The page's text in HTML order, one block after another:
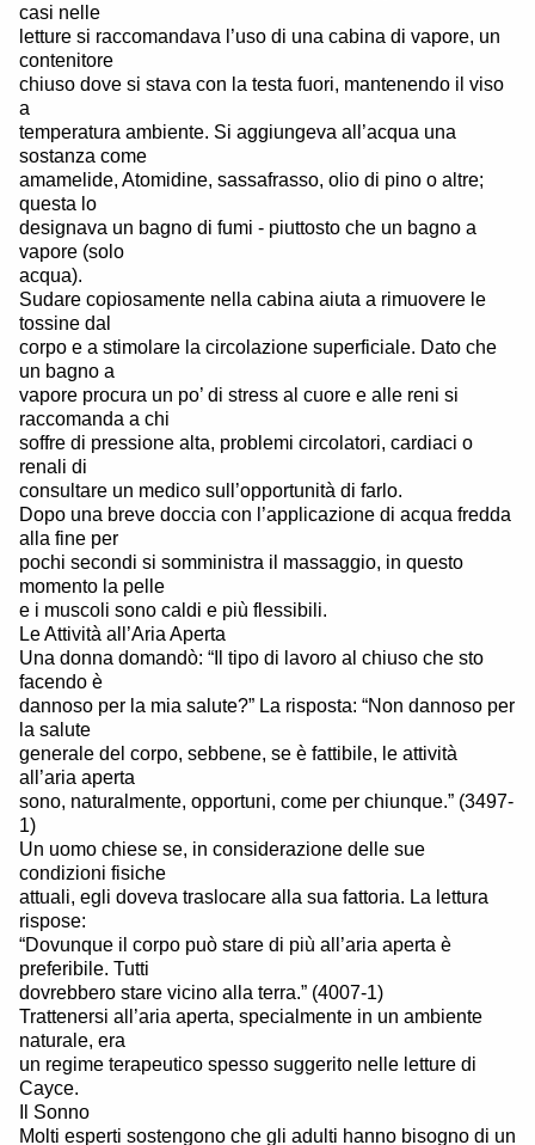
casi nelle
letture si raccomandava l’uso di una cabina di vapore, un
contenitore
chiuso dove si stava con la testa fuori, mantenendo il viso
a
temperatura ambiente. Si aggiungeva all’acqua una
sostanza come
amamelide, Atomidine, sassafrasso, olio di pino o altre;
questa lo
designava un bagno di fumi - piuttosto che un bagno a
vapore (solo
acqua).
Sudare copiosamente nella cabina aiuta a rimuovere le
tossine dal
corpo e a stimolare la circolazione superficiale. Dato che
un bagno a
vapore procura un po’ di stress al cuore e alle reni si
raccomanda a chi
soffre di pressione alta, problemi circolatori, cardiaci o
renali di
consultare un medico sull’opportunità di farlo.
Dopo una breve doccia con l’applicazione di acqua fredda
alla fine per
pochi secondi si somministra il massaggio, in questo
momento la pelle
e i muscoli sono caldi e più flessibili.
Le Attività all’Aria Aperta
Una donna domandò: “Il tipo di lavoro al chiuso che sto
facendo è
dannoso per la mia salute?” La risposta: “Non dannoso per
la salute
generale del corpo, sebbene, se è fattibile, le attività
all’aria aperta
sono, naturalmente, opportuni, come per chiunque.” (3497-
1)
Un uomo chiese se, in considerazione delle sue
condizioni fisiche
attuali, egli doveva traslocare alla sua fattoria. La lettura
rispose:
“Dovunque il corpo può stare di più all’aria aperta è
preferibile. Tutti
dovrebbero stare vicino alla terra.” (4007-1)
Trattenersi all’aria aperta, specialmente in un ambiente
naturale, era
un regime terapeutico spesso suggerito nelle letture di
Cayce.
Il Sonno
Molti esperti sostengono che gli adulti hanno bisogno di un